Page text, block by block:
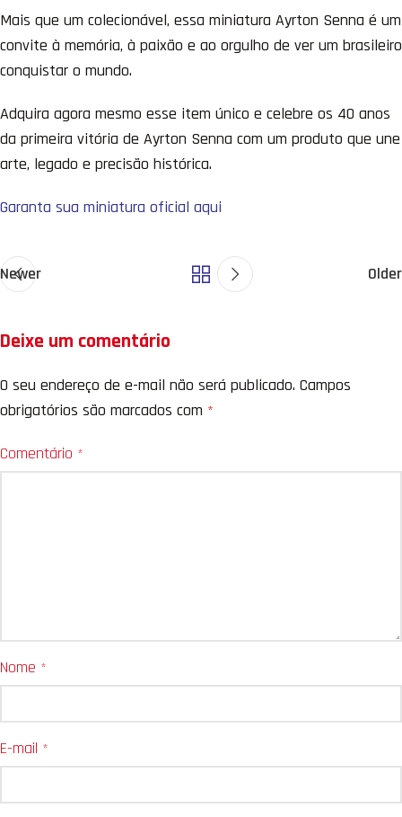
Mais que um colecionável, essa miniatura Ayrton Senna é um
convite à memória, à paixão e ao orgulho de ver um brasileiro
conquistar o mundo.
Adquira agora mesmo esse item único e celebre os 40 anos
da primeira vitória de Ayrton Senna com um produto que une
arte, legado e precisão histórica.
Garanta sua miniatura oficial aqui
Newer Older
Deixe um comentário
O seu endereço de e-mail não será publicado. Campos
obrigatórios são marcados com *
Comentário *
Nome *
E-mail *